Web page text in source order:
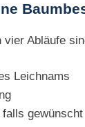
vier Abläufe
Leichnams
falls gewünscht